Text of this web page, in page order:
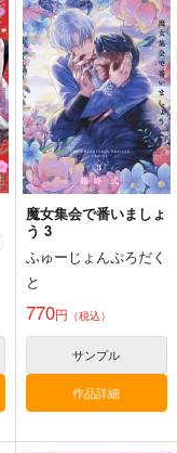
愛織りて、アイをライ
トに恋ふあまり
一斗館
200円（税込）
イオリ×アマリ
サンプル
作品詳細
魔女集会で番いましょ
う 3
ふゅーじょんぷろだく
と
770円 （税込）
サンプル
作品詳細